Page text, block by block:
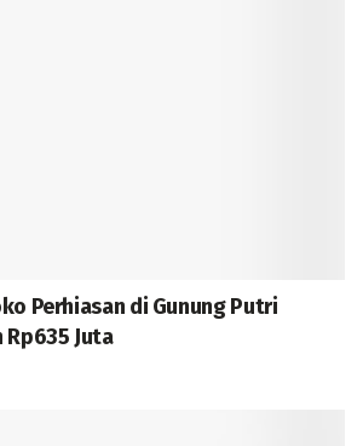
Perhiasan di Gunung Putri
Rp635 Juta